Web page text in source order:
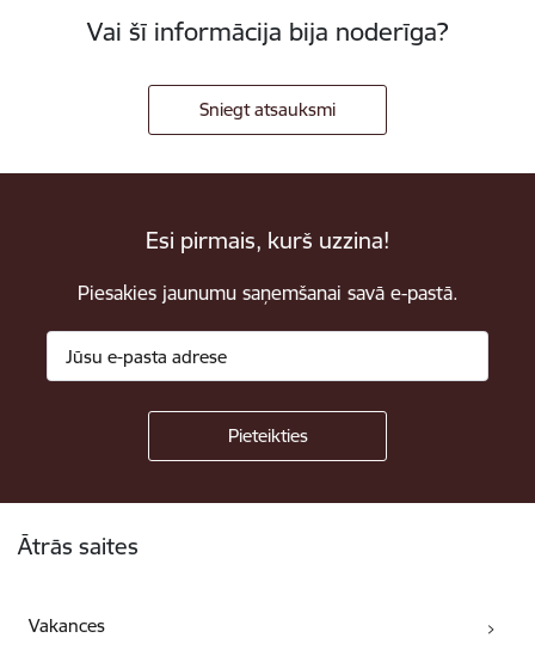
Vai šī informācija bija noderīga?
Sniegt atsauksmi
Esi pirmais, kurš uzzina!
Piesakies jaunumu saņemšanai savā e-pastā.
Ātrās saites
Vakances